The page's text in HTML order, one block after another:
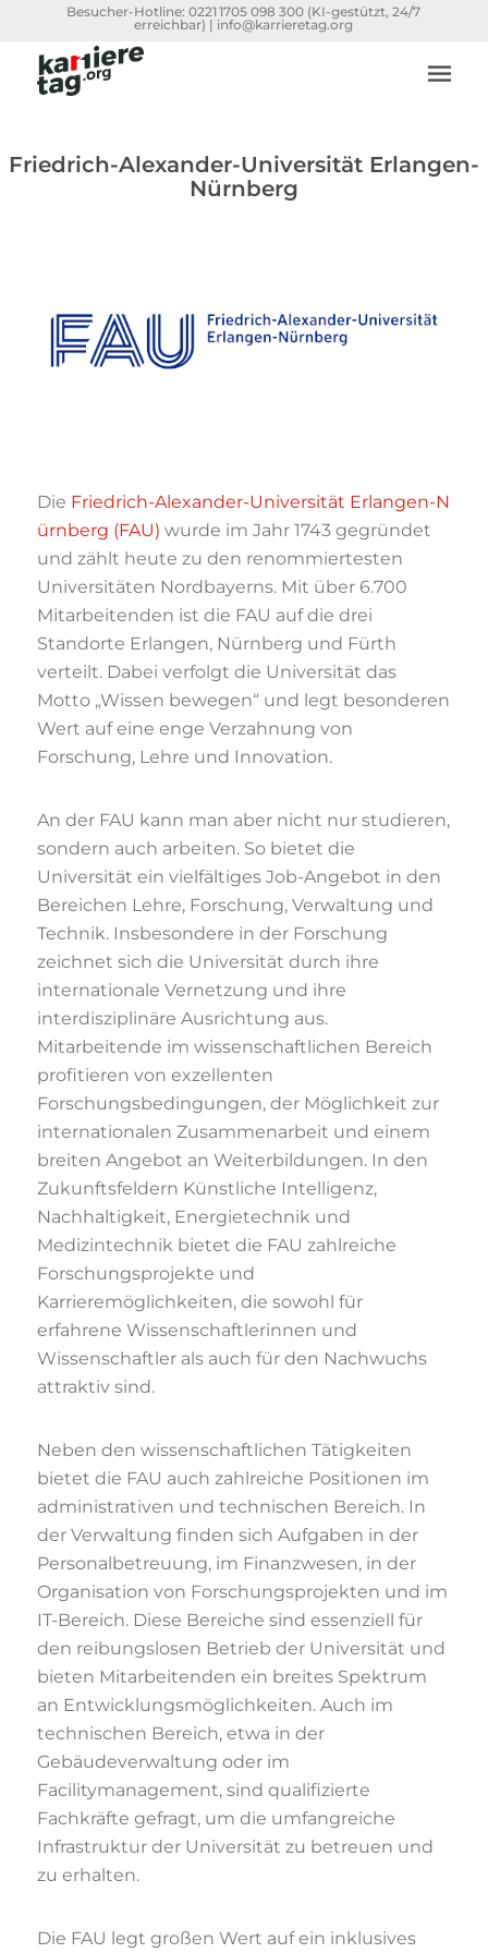
Besucher-Hotline:0221 1705 098 300 (KI-gestützt, 24/7
erreichbar) | info@karrieretag.org
Friedrich-Alexander-Universität Erlangen-
Nürnberg
Die Friedrich-Alexander-Universität Erlangen-N
ürnberg (FAU) wurde im Jahr 1743 gegründet
und zählt heute zu den renommiertesten
Universitäten Nordbayerns. Mit über 6.700
Mitarbeitenden ist die FAU auf die drei
Standorte Erlangen, Nürnberg und Fürth
verteilt. Dabei verfolgt die Universität das
Motto „Wissen bewegen“ und legt besonderen
Wert auf eine enge Verzahnung von
Forschung, Lehre und Innovation.
An der FAU kann man aber nicht nur studieren,
sondern auch arbeiten. So bietet die
Universität ein vielfältiges Job-Angebot in den
Bereichen Lehre, Forschung, Verwaltung und
Technik. Insbesondere in der Forschung
zeichnet sich die Universität durch ihre
internationale Vernetzung und ihre
interdisziplinäre Ausrichtung aus.
Mitarbeitende im wissenschaftlichen Bereich
profitieren von exzellenten
Forschungsbedingungen, der Möglichkeit zur
internationalen Zusammenarbeit und einem
breiten Angebot an Weiterbildungen. In den
Zukunftsfeldern Künstliche Intelligenz,
Nachhaltigkeit, Energietechnik und
Medizintechnik bietet die FAU zahlreiche
Forschungsprojekte und
Karrieremöglichkeiten, die sowohl für
erfahrene Wissenschaftlerinnen und
Wissenschaftler als auch für den Nachwuchs
attraktiv sind.
Neben den wissenschaftlichen Tätigkeiten
bietet die FAU auch zahlreiche Positionen im
administrativen und technischen Bereich. In
der Verwaltung finden sich Aufgaben in der
Personalbetreuung, im Finanzwesen, in der
Organisation von Forschungsprojekten und im
IT-Bereich. Diese Bereiche sind essenziell für
den reibungslosen Betrieb der Universität und
bieten Mitarbeitenden ein breites Spektrum
an Entwicklungsmöglichkeiten. Auch im
technischen Bereich, etwa in der
Gebäudeverwaltung oder im
Facilitymanagement, sind qualifizierte
Fachkräfte gefragt, um die umfangreiche
Infrastruktur der Universität zu betreuen und
zu erhalten.
Die FAU legt großen Wert auf ein inklusives